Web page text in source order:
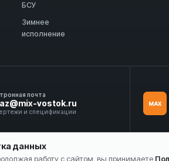
БСУ
Зимнее
исполнение
почта
vostok.ru
и спецификации
MAX
данных
работу с сайтом, вы принимаете